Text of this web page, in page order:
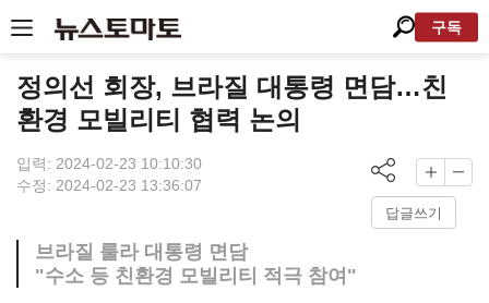
구독
정의선 회장, 브라질 대통령 면담…친
환경 모빌리티 협력 논의
입력: 2024-02-23 10:10:30
수정: 2024-02-23 13:36:07
답글쓰기
브라질 룰라 대통령 면담
"수소 등 친환경 모빌리티 적극 참여"